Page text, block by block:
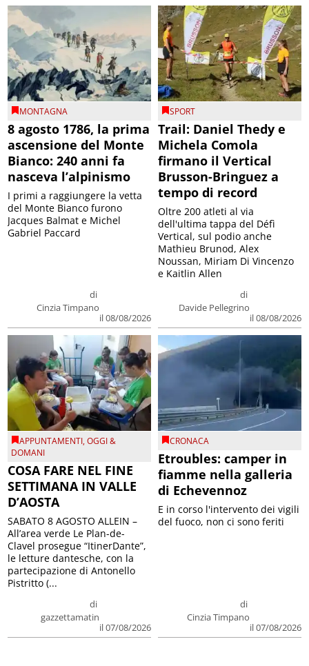
MONTAGNA
8 agosto 1786, la prima
ascensione del Monte
Bianco: 240 anni fa
nasceva l’alpinismo
di
Cinzia Timpano
il 08/08/2026
I primi a raggiungere la vetta
del Monte Bianco furono
Jacques Balmat e Michel
Gabriel Paccard
SPORT
Trail: Daniel Thedy e
Michela Comola
firmano il Vertical
Brusson-Bringuez a
tempo di record
di
Davide Pellegrino
il 08/08/2026
Oltre 200 atleti al via
dell'ultima tappa del Défì
Vertical, sul podio anche
Mathieu Brunod, Alex
Noussan, Miriam Di Vincenzo
e Kaitlin Allen
APPUNTAMENTI,OGGI &
DOMANI
COSA FARE NEL FINE
SETTIMANA IN VALLE
D’AOSTA
di
gazzettamatin
il 07/08/2026
SABATO 8 AGOSTO ALLEIN –
All’area verde Le Plan-de-
Clavel prosegue “ItinerDante”,
le letture dantesche, con la
partecipazione di Antonello
Pistritto (...
CRONACA
Etroubles: camper in
fiamme nella galleria
di Echevennoz
di
Cinzia Timpano
il 07/08/2026
E in corso l'intervento dei vigili
del fuoco, non ci sono feriti